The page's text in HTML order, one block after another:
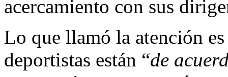
acercamiento con sus
Lo que llamó la atención
deportistas están “de